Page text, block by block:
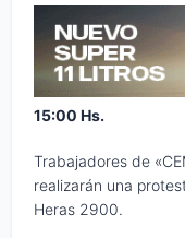
15:00 Hs.
Trabajadores de
realizarán una
Heras 2900.